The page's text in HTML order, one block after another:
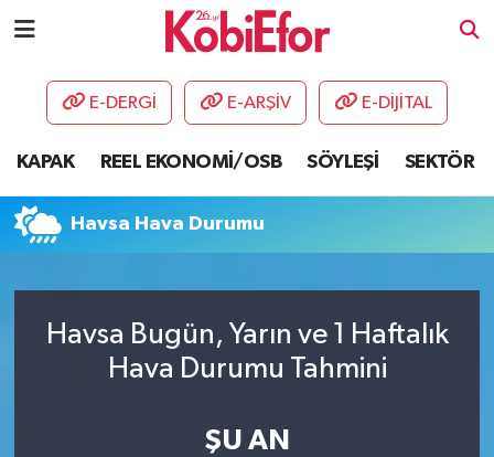
E-DERGİ E-ARŞİV E-DİJİTAL
KAPAK REEL EKONOMİ/OSB SÖYLEŞİ SEKTÖR
Havsa Hava Durumu
Havsa Bugün, Yarın ve 1 Haftalık
Hava Durumu Tahmini
ŞU AN
AKADEMİ
DESTEK-TEŞVİK
ETKİNLİK
HABERLER